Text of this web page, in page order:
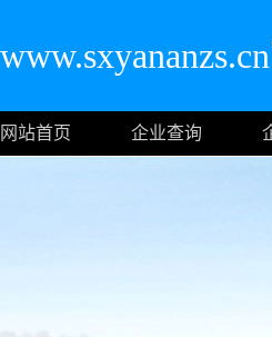
网站首页 企业查询